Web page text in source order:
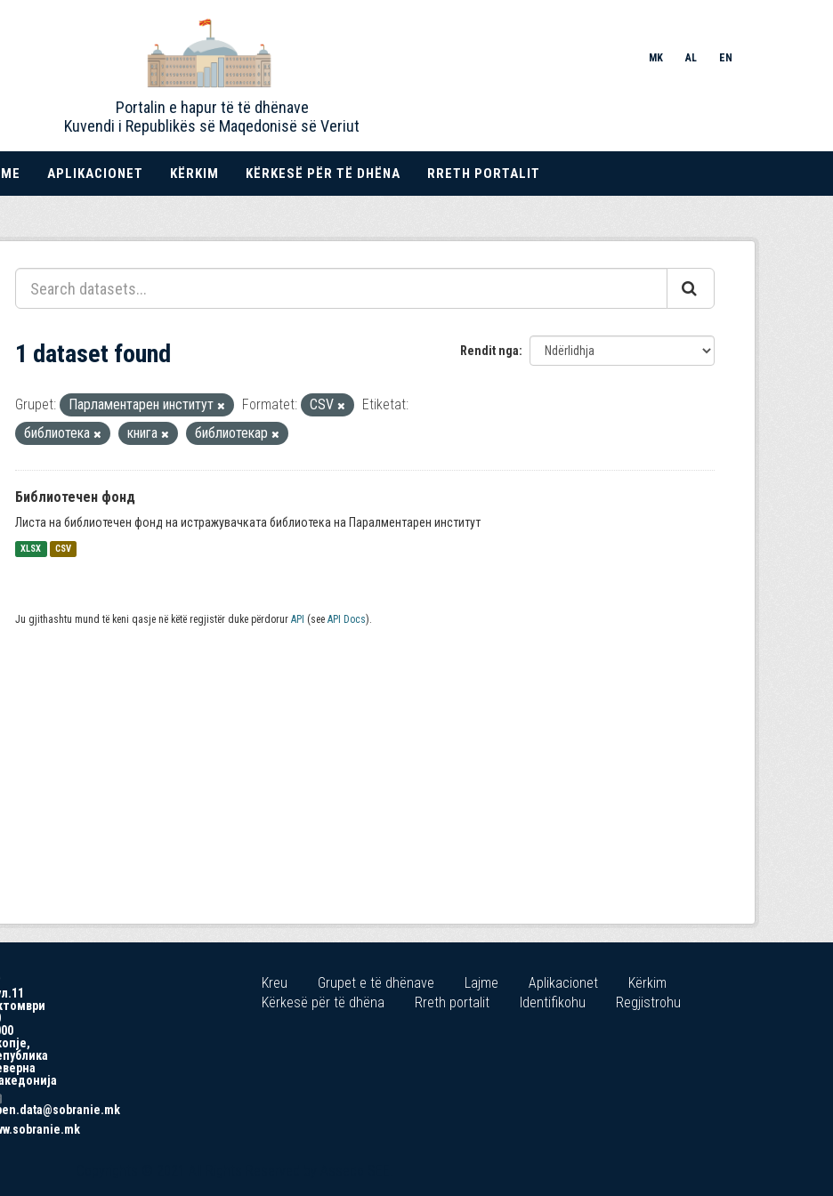
Portalin e hapur të të dhënave
Kuvendi i Republikës së Maqedonisë së Veriut
MK AL EN
APLIKACIONET KËRKIM KËRKESË PËR TË DHËNA RRETH PORTALIT
Rendit nga
1 dataset found
Grupet: Парламентарен институт Formatet: CSV
Etiketat:
библиотека
книга библиотекар
Библиотечен фонд
Листа на библиотечен фонд на истражувачката библиотека на Паралментарен институт
XLSX CSV
Ju gjithashtu mund të keni qasje në këtë regjistër duke përdorur API (see API Docs).
Kreu Grupet e të dhënave Lajme Aplikacionet
Kërkim
Kërkesë për të dhëna
Rreth portalit Identifikohu Regjistrohu